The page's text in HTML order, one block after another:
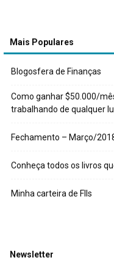
Mais Populares
Blogosfera de Finanças
Como ganhar $50.000/
trabalhando de qualquer
Fechamento – Março/
Conheça todos os livros
Minha carteira de FIIs
Newsletter